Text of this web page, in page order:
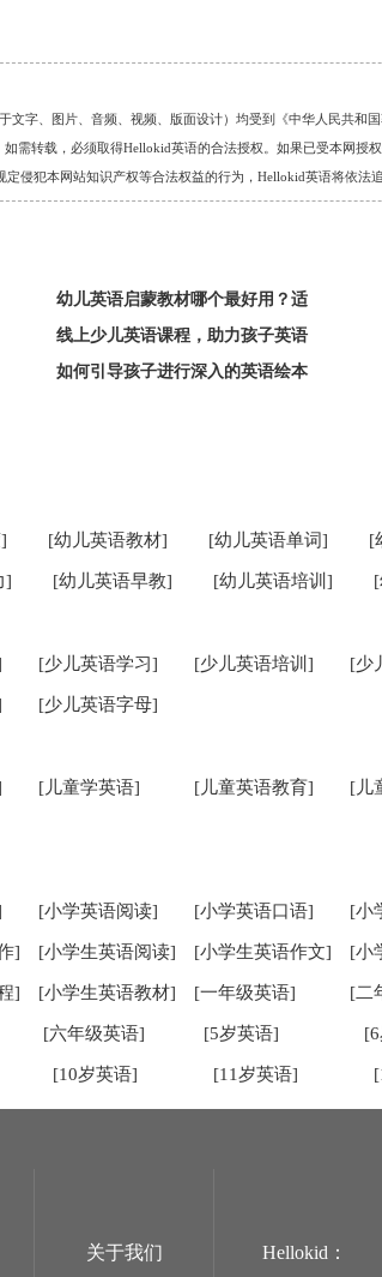
字、图片、音频、视频、版面设计）均受到《中华人民共和
需转载，必须取得Hellokid英语的合法授权。如果已受本网授
侵犯本网站知识产权等合法权益的行为，Hellokid英语将依法追
幼儿英语启蒙教材哪个最好用？适
线上少儿英语课程，助力孩子英语
如何引导孩子进行深入的英语绘本
[幼儿英语教材] [幼儿英语单词] [
] [幼儿英语早教] [幼儿英语培训]
[少儿英语学习] [少儿英语培训] [少
[少儿英语字母]
[儿童学英语] [儿童英语教育] [儿
[小学英语阅读] [小学英语口语] [小
] [小学生英语阅读] [小学生英语作文] [小
] [小学生英语教材] [一年级英语] [二
[六年级英语] [5岁英语]
[10岁英语] [11岁英语]
关于我们 Hellokid：